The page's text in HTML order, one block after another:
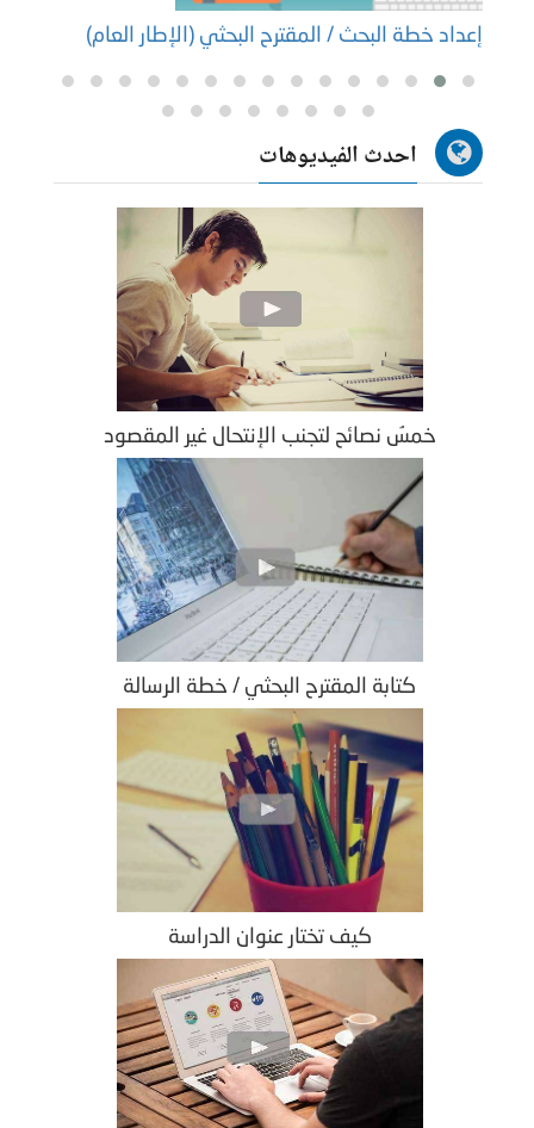
إعداد خطة البحث / المقترح البحثي (الإطار العام)
احدث الفيديوهات
خمسُ نصائح لتجنب الإنتحال غير المقصود
كتابة المقترح البحثي / خطة الرسالة
كيف تختار عنوان الدراسة